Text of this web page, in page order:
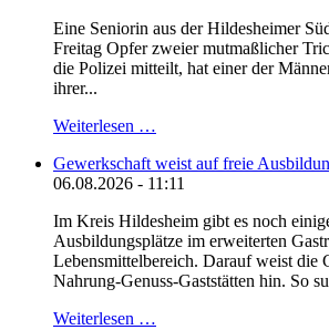
Eine Seniorin aus der Hildesheimer
Freitag Opfer zweier mutmaßlicher
die Polizei mitteilt, hat einer der
ihrer...
Weiterlesen …
Gewerkschaft weist auf freie
06.08.2026 - 11:11
Im Kreis Hildesheim gibt es noch
Ausbildungsplätze im erweiterten
Lebensmittelbereich. Darauf weist die
Nahrung-Genuss-Gaststätten hin. So
Weiterlesen …